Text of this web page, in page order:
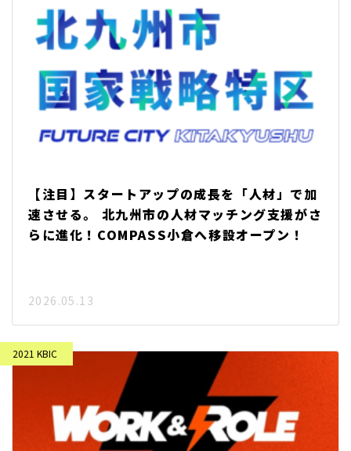
【注目】スタートアップの成長を「人材」で加
速させる。 北九州市の人材マッチング支援がさ
らに進化！COMPASS小倉へ移設オープン！
2026.05.13